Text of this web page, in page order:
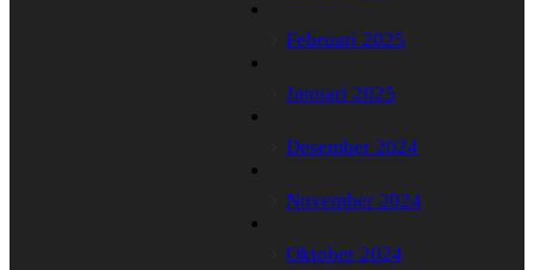
Februari 2025
Januari 2025
Desember 2024
November 2024
Oktober 2024